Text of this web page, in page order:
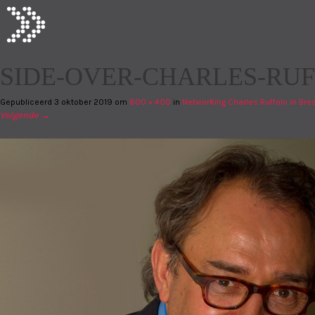
SIDE-OVER-CHARLES-
Gepubliceerd 3 oktober 2019 om 600 × 400 in NetworKing Charles Ruffolo in
Volgende →